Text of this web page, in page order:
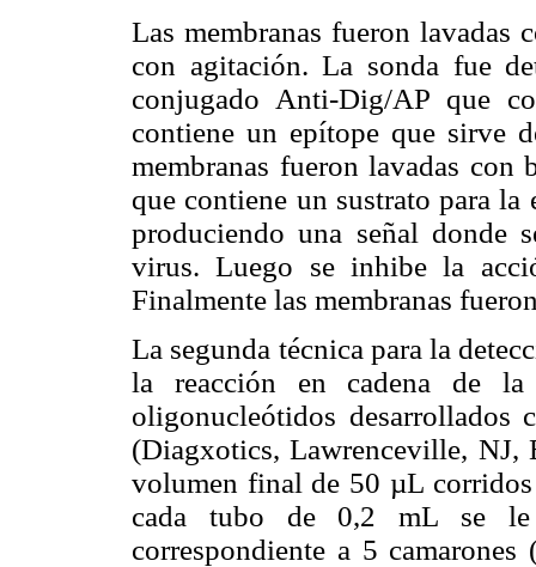
Las membranas fueron
con agitación. La sonda fue
conjugado Anti-Dig/AP que
contiene un epítope que sirve
membranas fueron lavadas
que contiene un sustrato para
produciendo una señal donde
virus. Luego se inhibe la
Finalmente las membranas
La segunda técnica para la
la reacción en cadena de
oligonucleótidos desarrollados
(Diagxotics, Lawrenceville,
volumen final de 50 µL
cada tubo de 0,2 mL se
correspondiente a 5